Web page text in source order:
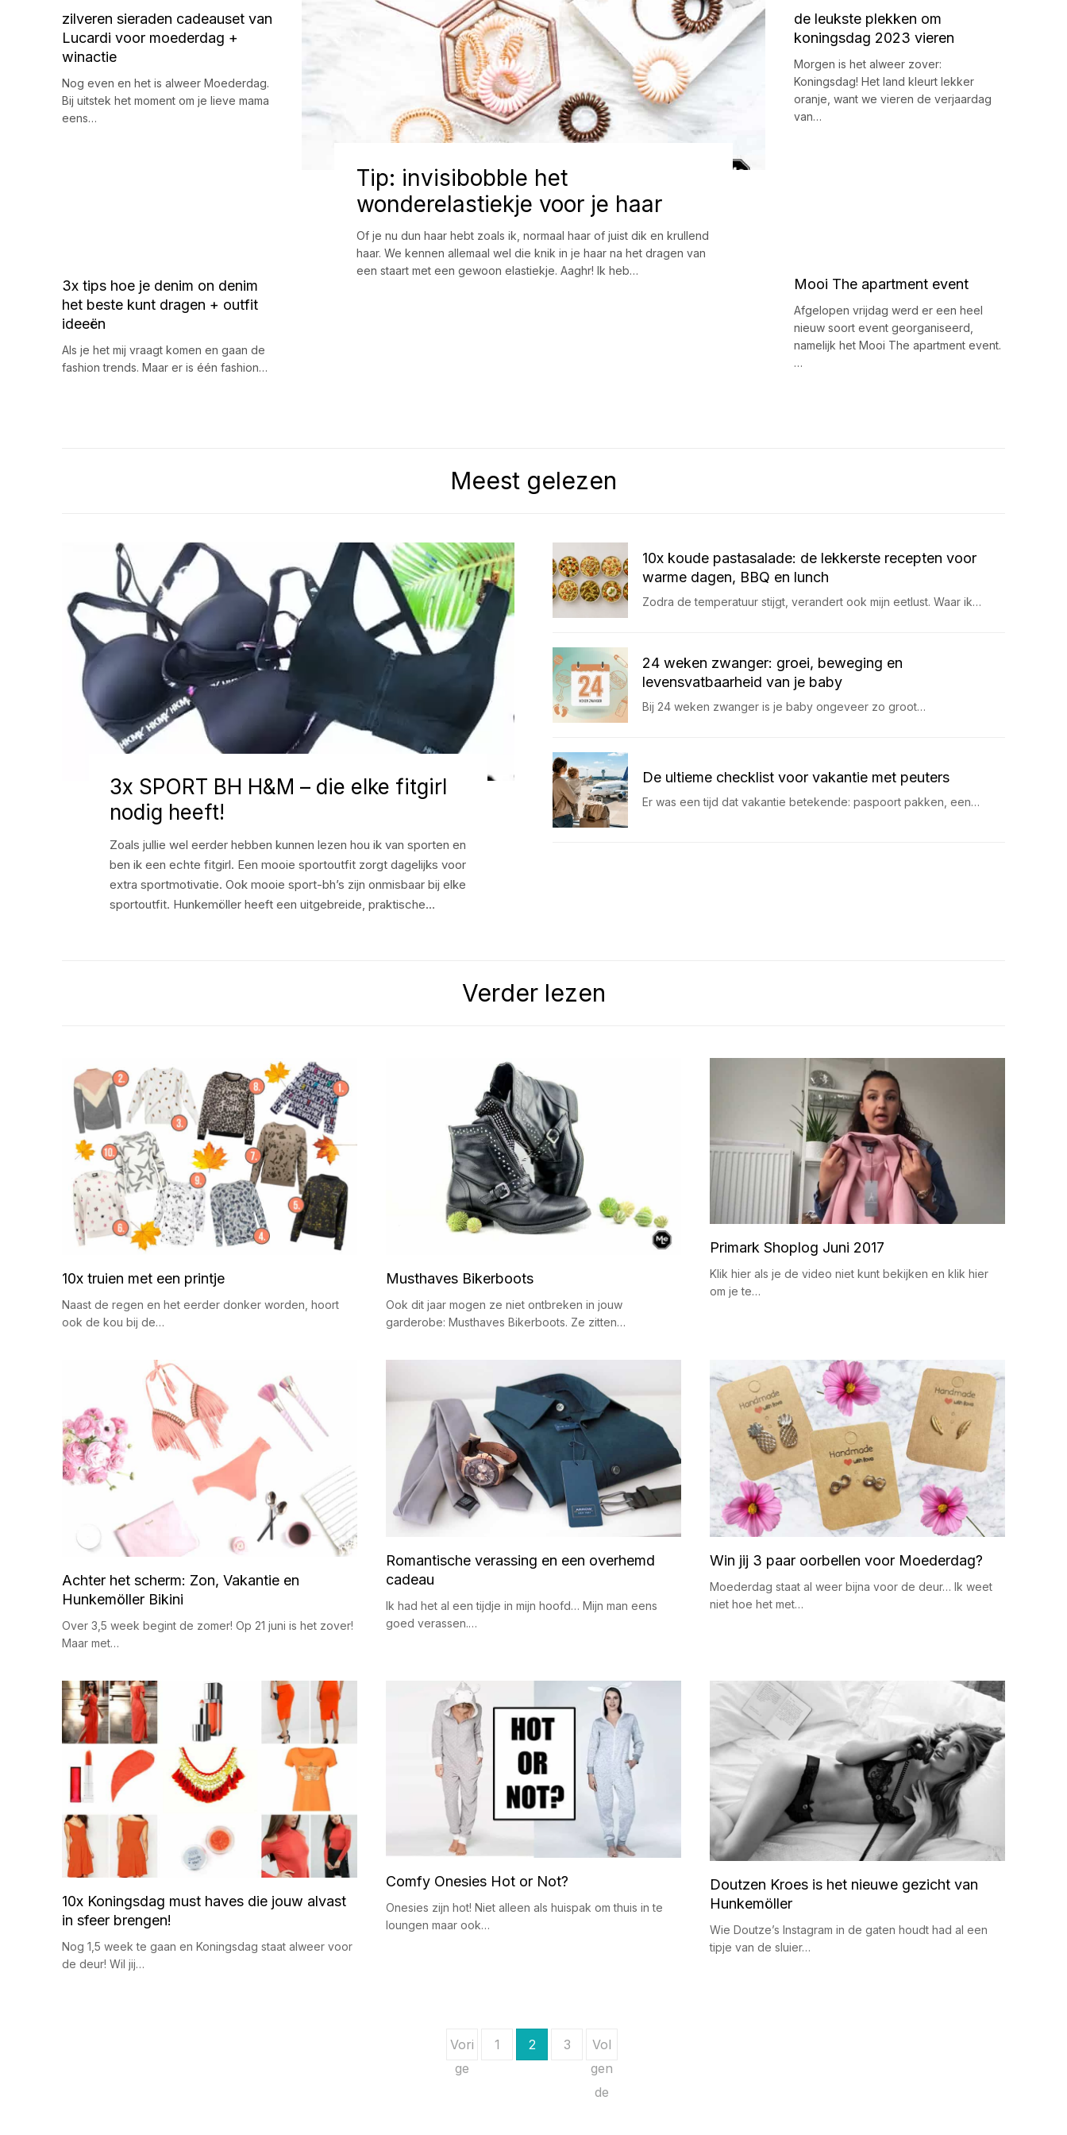
zilveren sieraden cadeauset van
Lucardi voor moederdag +
winactie
Nog even en het is alweer Moederdag.
Bij uitstek het moment om je lieve mama
eens…
3x tips hoe je denim on denim
het beste kunt dragen + outfit
ideeën
Als je het mij vraagt komen en gaan de
fashion trends. Maar er is één fashion…
Tip: invisibobble het
wonderelastiekje voor je haar
Of je nu dun haar hebt zoals ik, normaal haar of juist dik en krullend
haar. We kennen allemaal wel die knik in je haar na het dragen van
een staart met een gewoon elastiekje. Aaghr! Ik heb…
de leukste plekken om
koningsdag 2023 vieren
Morgen is het alweer zover:
Koningsdag! Het land kleurt lekker
oranje, want we vieren de verjaardag
van…
Mooi The apartment event
Afgelopen vrijdag werd er een heel
nieuw soort event georganiseerd,
namelijk het Mooi The apartment event.
…
Meest gelezen
3x SPORT BH H&M – die elke fitgirl
nodig heeft!
Zoals jullie wel eerder hebben kunnen lezen hou ik van sporten en
ben ik een echte fitgirl. Een mooie sportoutfit zorgt dagelijks voor
extra sportmotivatie. Ook mooie sport-bh’s zijn onmisbaar bij elke
sportoutfit. Hunkemöller heeft een uitgebreide, praktische…
10x koude pastasalade: de lekkerste recepten voor
warme dagen, BBQ en lunch
Zodra de temperatuur stijgt, verandert ook mijn eetlust. Waar ik…
24 weken zwanger: groei, beweging en
levensvatbaarheid van je baby
Bij 24 weken zwanger is je baby ongeveer zo groot…
De ultieme checklist voor vakantie met peuters
Er was een tijd dat vakantie betekende: paspoort pakken, een…
Verder lezen
10x truien met een printje
Naast de regen en het eerder donker worden, hoort
ook de kou bij de…
Musthaves Bikerboots
Ook dit jaar mogen ze niet ontbreken in jouw
garderobe: Musthaves Bikerboots. Ze zitten…
Primark Shoplog Juni 2017
Klik hier als je de video niet kunt bekijken en klik hier
om je te…
Achter het scherm: Zon, Vakantie en
Hunkemöller Bikini
Over 3,5 week begint de zomer! Op 21 juni is het zover!
Maar met…
Romantische verassing en een overhemd
cadeau
Ik had het al een tijdje in mijn hoofd… Mijn man eens
goed verassen.…
Win jij 3 paar oorbellen voor Moederdag?
Moederdag staat al weer bijna voor de deur… Ik weet
niet hoe het met…
10x Koningsdag must haves die jouw alvast
in sfeer brengen!
Nog 1,5 week te gaan en Koningsdag staat alweer voor
de deur! Wil jij…
Comfy Onesies Hot or Not?
Onesies zijn hot! Niet alleen als huispak om thuis in te
loungen maar ook…
Doutzen Kroes is het nieuwe gezicht van
Hunkemöller
Wie Doutze’s Instagram in de gaten houdt had al een
tipje van de sluier…
Vori
ge
1 2 3
Vol
gen
de